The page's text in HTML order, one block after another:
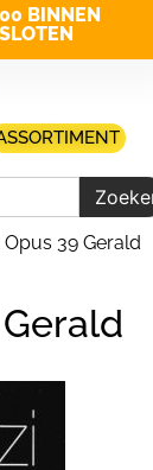
BINNEN
39 Gerald